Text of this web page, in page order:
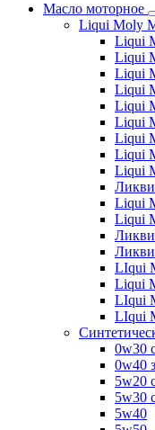
Масло моторное
Liqui Moly
Liqui
Liqui
Liqui
Liqui
Liqui
Liqui
Liqui
Liqui
Liqui
Liqui
Liqui
LIqui
Liqui
LIqui
LIqui
0w30
0w40
5w20
5w30
5w40